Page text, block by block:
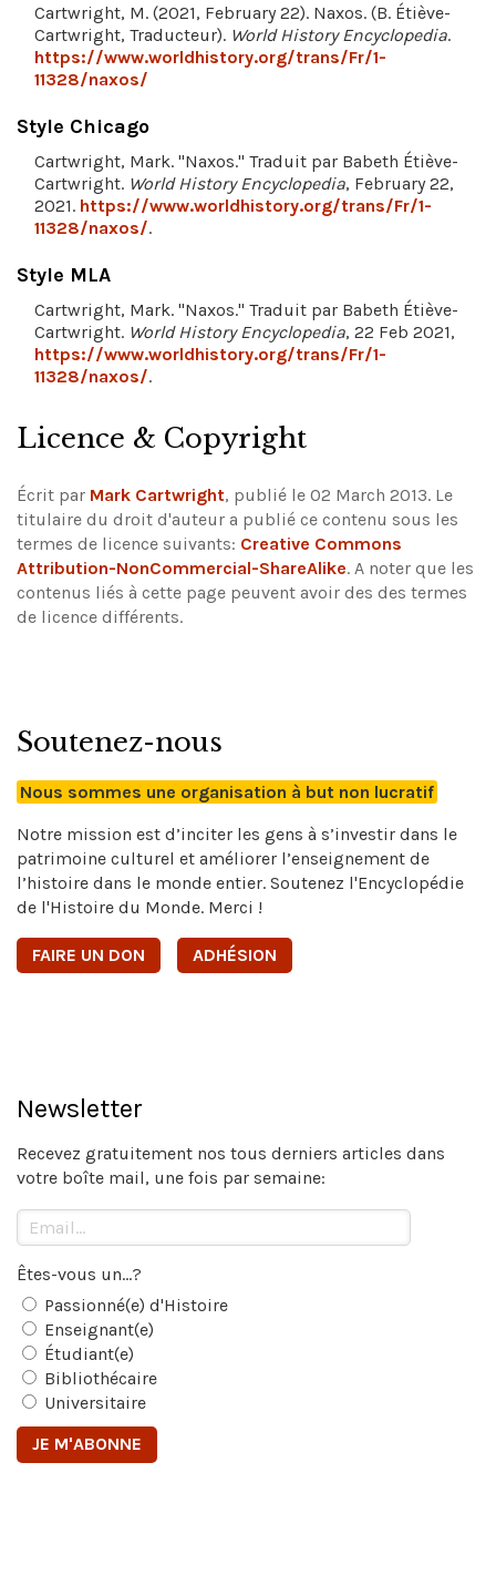
Cartwright, M. (2021, February 22). Naxos. (B. Étiève-
Cartwright, Traducteur). World History Encyclopedia.
https://www.worldhistory.org/trans/Fr/1-
11328/naxos/
Style Chicago
Cartwright, Mark. "Naxos." Traduit par Babeth Étiève-
Cartwright. World History Encyclopedia, February 22,
2021. https://www.worldhistory.org/trans/Fr/1-
11328/naxos/.
Style MLA
Cartwright, Mark. "Naxos." Traduit par Babeth Étiève-
Cartwright. World History Encyclopedia, 22 Feb 2021,
https://www.worldhistory.org/trans/Fr/1-
11328/naxos/.
Licence & Copyright
Écrit par Mark Cartwright, publié le 02 March 2013. Le
titulaire du droit d'auteur a publié ce contenu sous les
termes de licence suivants: Creative Commons
Attribution-NonCommercial-ShareAlike. A noter que les
contenus liés à cette page peuvent avoir des des termes
de licence différents.
Soutenez-nous
Nous sommes une organisation à but non lucratif
Notre mission est d’inciter les gens à s’investir dans le
patrimoine culturel et améliorer l’enseignement de
l’histoire dans le monde entier. Soutenez l'Encyclopédie
de l'Histoire du Monde. Merci !
FAIRE UN DON ADHÉSION
Newsletter
Recevez gratuitement nos tous derniers articles dans
votre boîte mail, une fois par semaine:
Êtes-vous un...?
Passionné(e) d'Histoire
Enseignant(e)
Étudiant(e)
Bibliothécaire
Universitaire